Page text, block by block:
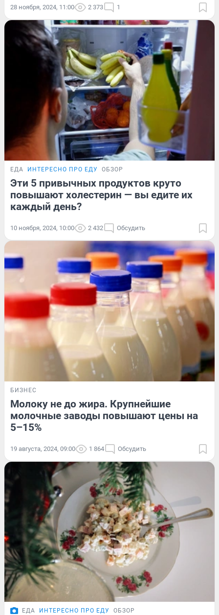
28 ноября, 2024, 11:00 2 373 1
ЕДА ИНТЕРЕСНО ПРО ЕДУ ОБЗОР
Эти 5 привычных продуктов круто
повышают холестерин — вы едите их
каждый день?
10 ноября, 2024, 10:00 2 432 Обсудить
БИЗНЕС
Молоку не до жира. Крупнейшие
молочные заводы повышают цены на
5–15%
19 августа, 2024, 09:00 1 864 Обсудить
ЕДА ИНТЕРЕСНО ПРО ЕДУ ОБЗОР